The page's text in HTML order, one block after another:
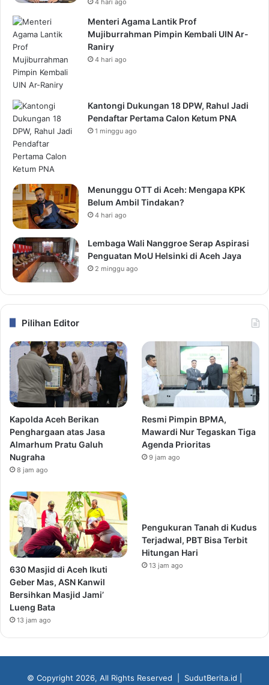
Menteri Agama Lantik Prof
Mujiburrahman Pimpin Kembali UIN Ar-
Raniry
4 hari ago
Kantongi Dukungan 18 DPW, Rahul Jadi
Pendaftar Pertama Calon Ketum PNA
1 minggu ago
Menunggu OTT di Aceh: Mengapa KPK
Belum Ambil Tindakan?
4 hari ago
Lembaga Wali Nanggroe Serap Aspirasi
Penguatan MoU Helsinki di Aceh Jaya
2 minggu ago
Pilihan Editor
Kapolda Aceh Berikan
Penghargaan atas Jasa
Almarhum Pratu Galuh
Nugraha
8 jam ago
Resmi Pimpin BPMA,
Mawardi Nur Tegaskan Tiga
Agenda Prioritas
9 jam ago
630 Masjid di Aceh Ikuti
Geber Mas, ASN Kanwil
Bersihkan Masjid Jami’
Lueng Bata
13 jam ago
Pengukuran Tanah di Kudus
Terjadwal, PBT Bisa Terbit
Hitungan Hari
13 jam ago
© Copyright 2026, All Rights Reserved | SudutBerita.id